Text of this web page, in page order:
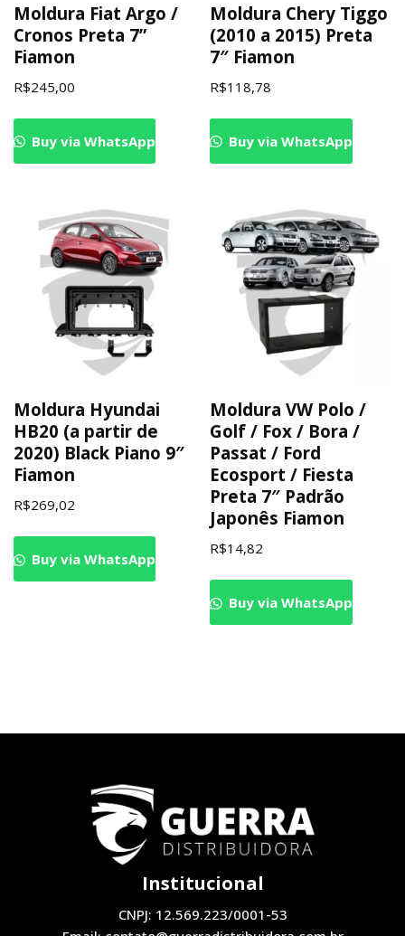
Moldura Fiat Argo /
Cronos Preta 7”
Fiamon
R$245,00
Buy via WhatsApp
Moldura Chery Tiggo
(2010 a 2015) Preta
7″ Fiamon
R$118,78
Buy via WhatsApp
Moldura Hyundai
HB20 (a partir de
2020) Black Piano 9″
Fiamon
R$269,02
Buy via WhatsApp
Moldura VW Polo /
Golf / Fox / Bora /
Passat / Ford
Ecosport / Fiesta
Preta 7″ Padrão
Japonês Fiamon
R$14,82
Buy via WhatsApp
Institucional
CNPJ: 12.569.223/0001-53